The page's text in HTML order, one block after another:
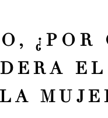
¿POR
LA